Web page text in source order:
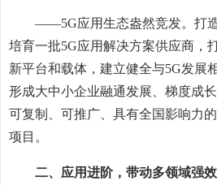
——5G应用生态盎然竞发。打
培育一批5G应用解决方案供应商，
新平台和载体，建立健全与5G发展
形成大中小企业融通发展、梯度成
可复制、可推广、具有全国影响力
项目。
二、应用进阶，带动多领域强